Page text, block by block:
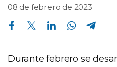
08 de febrero de 2023
Compartir en Facebook Compartir en Twitter Compartir en Linkedin Compartir en Whatsapp
Durante febrero se